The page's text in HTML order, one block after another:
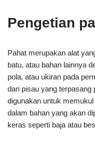
Pengetian
Pahat merupakan alat
batu, atau bahan lainnya
pola, atau ukiran pada
dari pisau yang terpasang
digunakan untuk
dalam bahan yang akan
keras seperti baja atau